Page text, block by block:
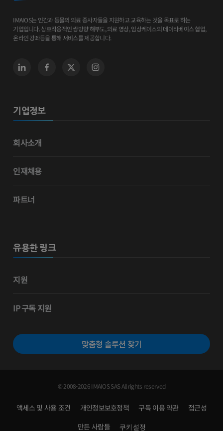
IMAIOS는 인간과 동물의 의료 종사자들을 지원하고 교육하는 것을 목표로 하는
기업입니다. 상호작용적인 쌍방향 해부도, 의료 영상, 임상케이스의 데이타베이스 협업,
온라인 강좌등을 통해 서비스를 제공합니다.
기업정보
회사소개
인재채용
파트너
유용한 링크
지원
IP 구독 지원
맞춤형 솔루션 찾기
© 2008-2026 IMAIOS SAS All rights reserved
액세스 및 사용 조건 개인정보보호정책 구독 이용 약관
접근성
만든 사람들
쿠키 설정